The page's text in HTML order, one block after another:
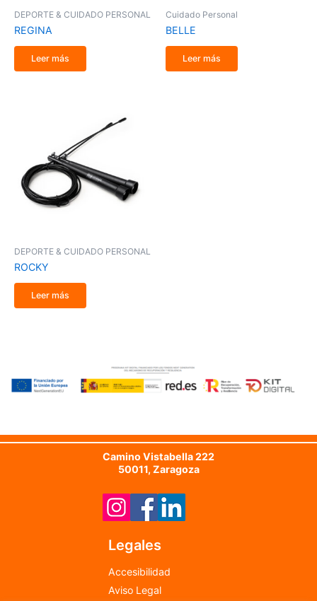
DEPORTE & CUIDADO PERSONAL
REGINA
Leer más
Cuidado Personal
BELLE
Leer más
DEPORTE & CUIDADO PERSONAL
ROCKY
Leer más
Camino Vistabella 222
50011, Zaragoza
Legales
Accesibilidad
Aviso Legal